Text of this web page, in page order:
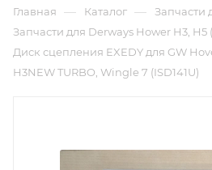
Главная — Каталог — Запчасти
Запчасти для Derways Hower H3, H5
Диск сцепления EXEDY для GW
H3NEW TURBO, Wingle 7 (ISD141U)